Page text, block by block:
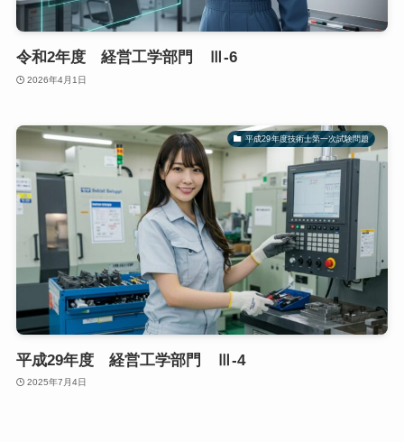
令和2年度 経営工学部門 Ⅲ-6
2026年4月1日
平成29年度技術士第一次試験問題
平成29年度 経営工学部門 Ⅲ-4
2025年7月4日